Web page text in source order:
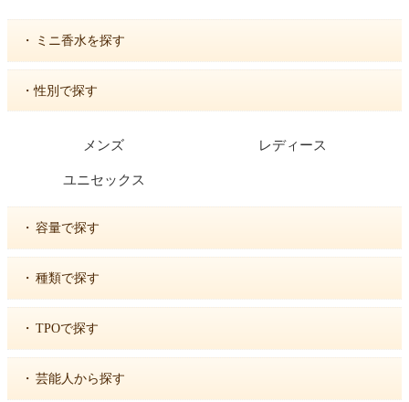
・ ミニ香水を探す
・性別で探す
メンズ レディース
ユニセックス
・ 容量で探す
・ 種類で探す
・ TPOで探す
・ 芸能人から探す